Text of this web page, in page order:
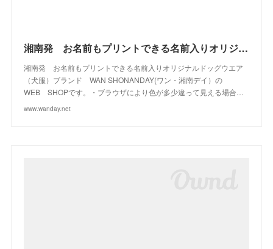
13)
(2) 湘南発 お名前もプリントできる名前入りオリジナルドッグウエアブランド WAN SHONANDAY(ワン・湘南デイ）の WEB SHOPです
湘南発 お名前もプリントできる名前入りオリジナルドッグウエア
（犬服）ブランド WAN SHONANDAY(ワン・湘南デイ）の
WEB SHOPです。・ブラウザにより色が多少違って見える場合…
www.wanday.net